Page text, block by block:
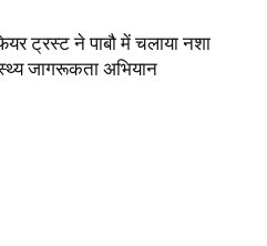
ट्रस्ट ने पाबौ में चलाया नशा
जागरूकता अभियान